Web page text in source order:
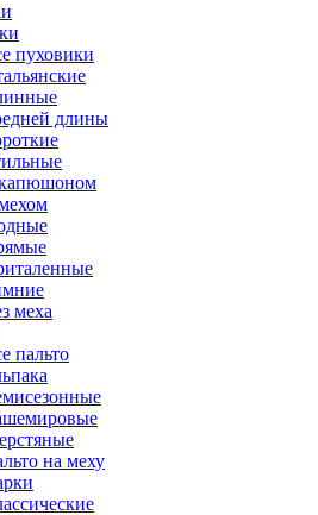
пуховики
длины
меха
пальто
на меху